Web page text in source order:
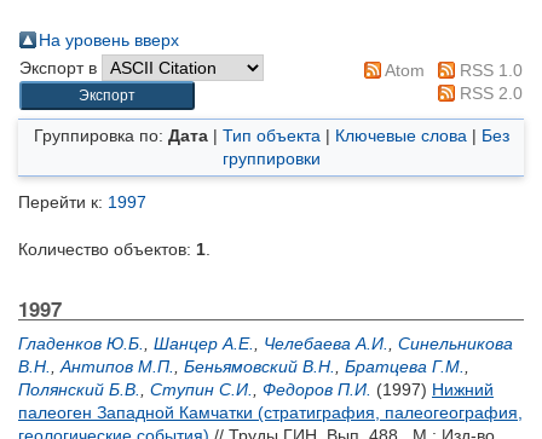
На уровень вверх
Экспорт в
Atom
RSS 1.0
RSS 2.0
Группировка по: Дата| Тип объекта | Ключевые слова | Без
группировки
Перейти к: 1997
Количество объектов: 1
1997
Гладенков Ю.Б. Шанцер А.Е. Челебаева А.И.
Синельникова
В.Н.
Антипов М.П. Беньямовский В.Н. Братцева Г.М.
Полянский Б.В.
Ступин С.И. Федоров П.И. (1997) Нижний
палеоген Западной Камчатки (стратиграфия, палеогеография,